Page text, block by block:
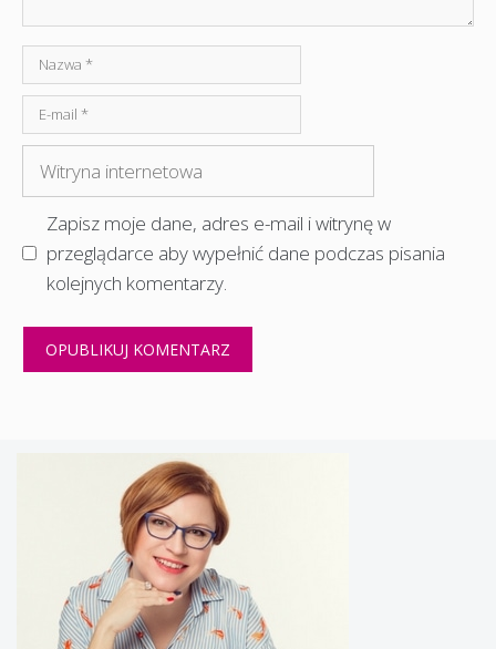
Nazwa
mail
internetowa
Zapisz moje dane, adres e-mail i witrynę w
przeglądarce aby wypełnić dane podczas pisania
kolejnych komentarzy.